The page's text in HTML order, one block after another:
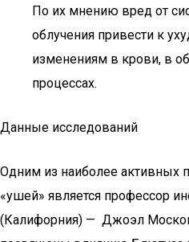
По их мнению вред от
облучения привести к
изменениям в крови, в
процессах.
Данные исследований
Одним из наиболее активных
«ушей» является профессор
(Калифорния) — Джоэл